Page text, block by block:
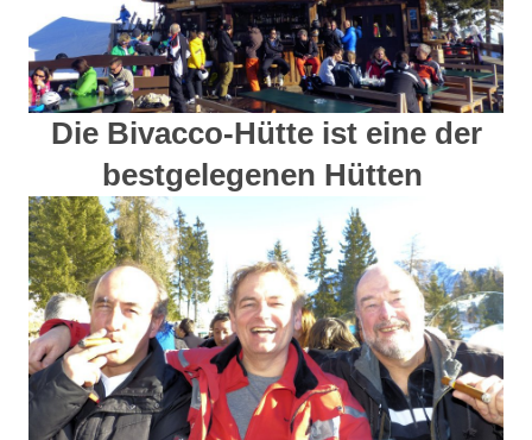
Die Bivacco-Hütte ist eine der
bestgelegenen Hütten